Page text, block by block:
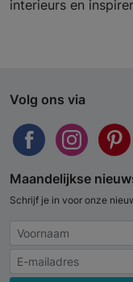
interieurs en
Volg ons via
Maandelijkse
Schrijf je in voor onze